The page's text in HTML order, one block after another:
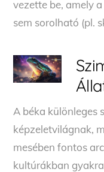
vezette be, amely
sem sorolható (pl.
A béka különleges
képzeletvilágnak,
mesében fontos
kultúrákban